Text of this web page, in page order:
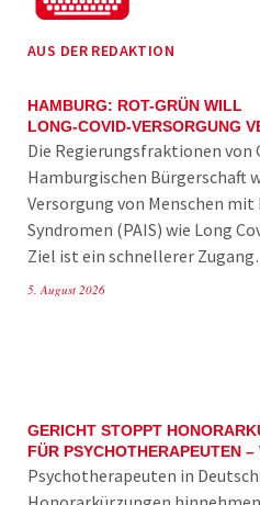
AUS DER REDAKTION
HAMBURG: ROT-GRÜN WILL
LONG-COVID-VERSORGUNG
Die Regierungsfraktionen von
Hamburgischen Bürgerschaft
Versorgung von Menschen
Syndromen (PAIS) wie Long
Ziel ist ein schnellerer
5. August 2026
GERICHT STOPPT
FÜR PSYCHOTHERAPEUTEN –
Psychotherapeuten in